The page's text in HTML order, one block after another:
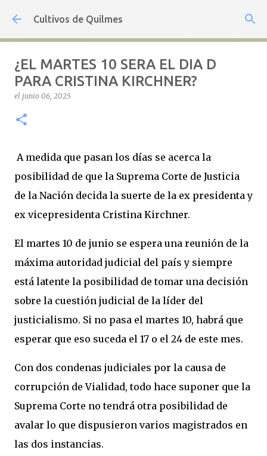
Ir al contenido principal
Cultivos de Quilmes
¿EL MARTES 10 SERA EL DIA D
PARA CRISTINA KIRCHNER?
el junio 06, 2025
A medida que pasan los días se acerca la
posibilidad de que la Suprema Corte de Justicia
de la Nación decida la suerte de la ex presidenta y
ex vicepresidenta Cristina Kirchner.
El martes 10 de junio se espera una reunión de la
máxima autoridad judicial del país y siempre
está latente la posibilidad de tomar una decisión
sobre la cuestión judicial de la líder del
justicialismo. Si no pasa el martes 10, habrá que
esperar que eso suceda el 17 o el 24 de este mes.
Con dos condenas judiciales por la causa de
corrupción de Vialidad, todo hace suponer que la
Suprema Corte no tendrá otra posibilidad de
avalar lo que dispusieron varios magistrados en
las dos instancias.